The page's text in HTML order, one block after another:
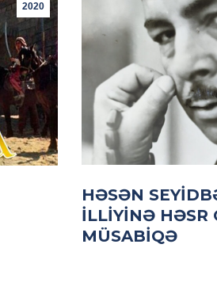
2020
HƏSƏN
ILLIYINƏ HƏSR
MÜSABIQƏ